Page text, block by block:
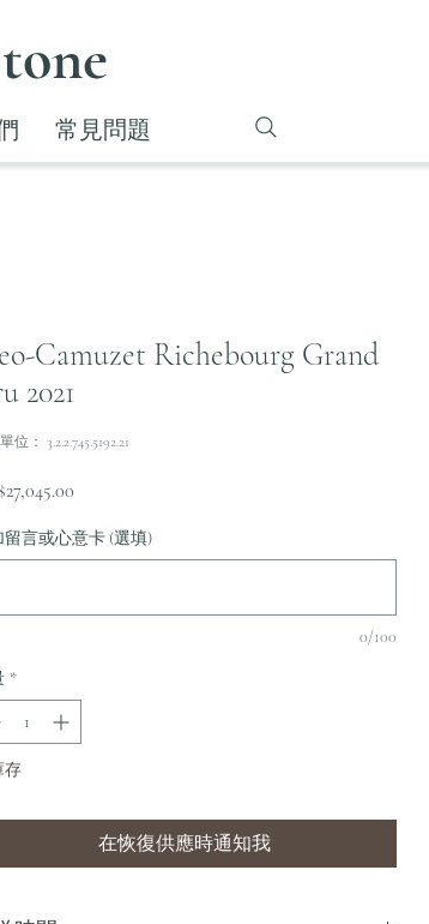
常見問題
Camuzet Richebourg Grand
2021
位： 3.2.2.745.5192.21
留言或心意卡 (選填)
0/100
*
存
在恢復供應時通知我